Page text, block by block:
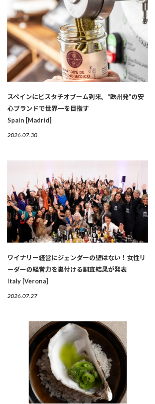
スペインにピスタチオブーム到来。“欧州発”の安
心ブランドで世界一を目指す
Spain [Madrid]
2026.07.30
ワイナリー経営にジェンダーの壁はない！女性リ
ーダーの経営力を裏付ける調査結果が発表
Italy [Verona]
2026.07.27